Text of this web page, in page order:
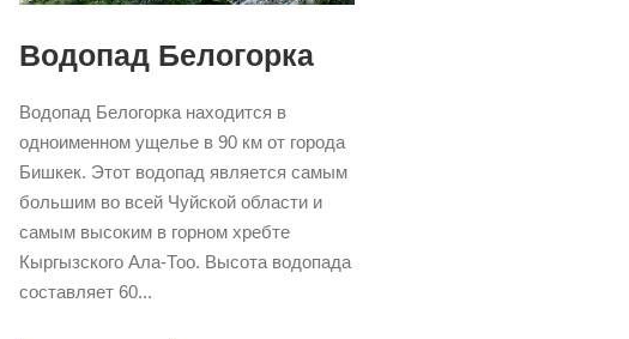
Водопад Белогорка
Водопад Белогорка находится в
одноименном ущелье в 90 км от города
Бишкек. Этот водопад является самым
большим во всей Чуйской области и
самым высоким в горном хребте
Кыргызского Ала-Тоо. Высота водопада
составляет 60...